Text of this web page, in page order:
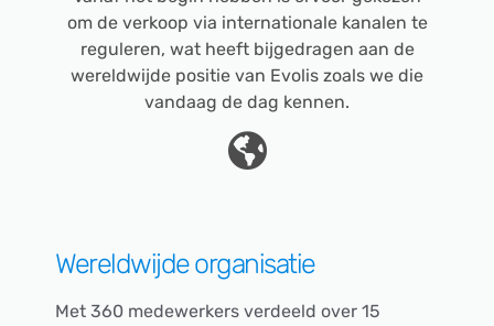
Wereldwijde organisatie
Met 360 medewerkers verdeeld over 15
om de verkoop via internationale kanalen te
reguleren, wat heeft bijgedragen aan de
wereldwijde positie van Evolis zoals we die
vandaag de dag kennen.